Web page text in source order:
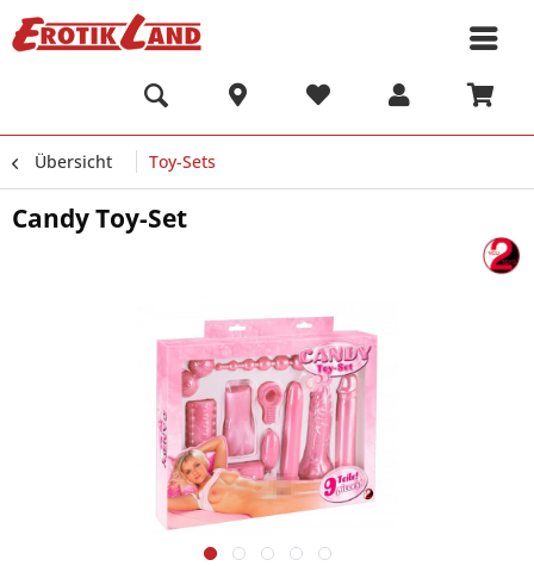
Übersicht Toy-Sets
Candy Toy-Set